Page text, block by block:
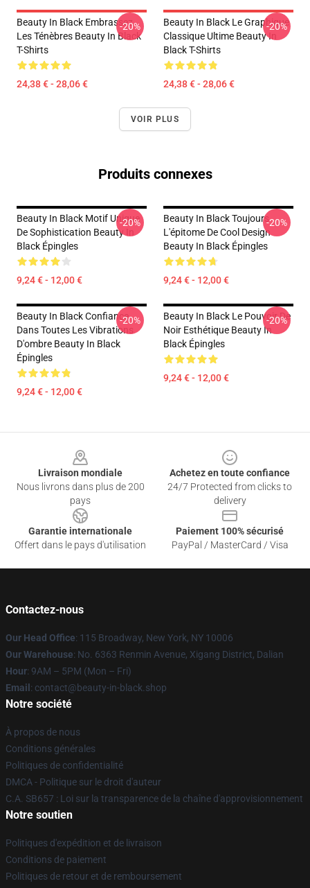
Beauty In Black Embrassez
Les Ténèbres Beauty In Black
T-Shirts
24,38 € - 28,06 €
-20%
Beauty In Black Le Graphique
Classique Ultime Beauty In
Black T-Shirts
24,38 € - 28,06 €
-20%
VOIR PLUS
Produits connexes
Beauty In Black Motif Unique
De Sophistication Beauty In
Black Épingles
9,24 € - 12,00 €
-20%
Beauty In Black Toujours
L'épitome De Cool Design
Beauty In Black Épingles
9,24 € - 12,00 €
-20%
Beauty In Black Confiance
Dans Toutes Les Vibrations
D'ombre Beauty In Black
Épingles
9,24 € - 12,00 €
-20%
Beauty In Black Le Pouvoir De
Noir Esthétique Beauty In
Black Épingles
9,24 € - 12,00 €
-20%
Livraison mondiale
Nous livrons dans plus de 200
pays
Achetez en toute confiance
24/7 Protected from clicks to
delivery
Garantie internationale
Offert dans le pays d'utilisation
Paiement 100% sécurisé
PayPal / MasterCard / Visa
Contactez-nous
Our Head Office: 115 Broadway, New York, NY 10006
Our Warehouse: No. 6363 Renmin Avenue, Xigang District, Dalian
Hour: 9AM – 5PM (Mon – Fri)
Email : contact@beauty-in-black.shop
Notre société
À propos de nous
Conditions générales
Politiques de confidentialité
DMCA - Politique sur le droit d'auteur
C.A. SB657 : Loi sur la transparence de la chaîne d'approvisionnement
Notre soutien
Politiques d'expédition et de livraison
Conditions de paiement
Politiques de retour et de remboursement